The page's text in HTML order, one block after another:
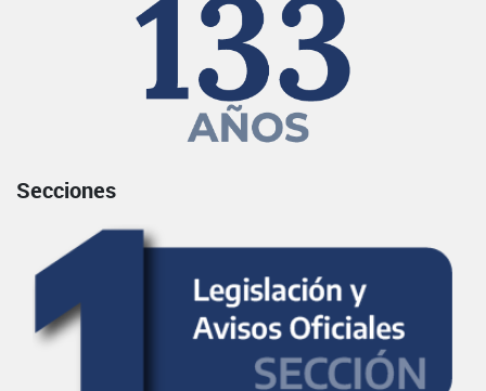
Secciones